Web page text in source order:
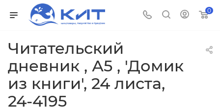
0
Читательский
дневник , А5 , 'Домик
из книги', 24 листа,
24-4195